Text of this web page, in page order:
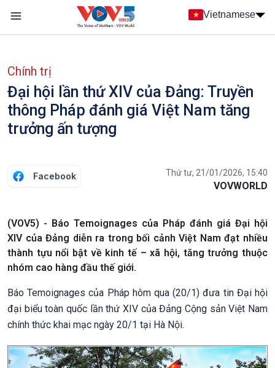
Nhảy đến nội dung
Vietnamese
Chính trị
Đại hội lần thứ XIV của Đảng: Truyền
thông Pháp đánh giá Việt Nam tăng
trưởng ấn tượng
Facebook Thứ tư, 21/01/2026, 15:40
VOVWORLD
(VOV5) - Báo Temoignages của Pháp đánh giá Đại hội
XIV của Đảng diễn ra trong bối cảnh Việt Nam đạt nhiều
thành tựu nổi bật về kinh tế – xã hội, tăng trưởng thuộc
nhóm cao hàng đầu thế giới.
Báo Temoignages của Pháp hôm qua (20/1) đưa tin Đại hội
đại biểu toàn quốc lần thứ XIV của Đảng Cộng sản Việt Nam
chính thức khai mạc ngày 20/1 tại Hà Nội.